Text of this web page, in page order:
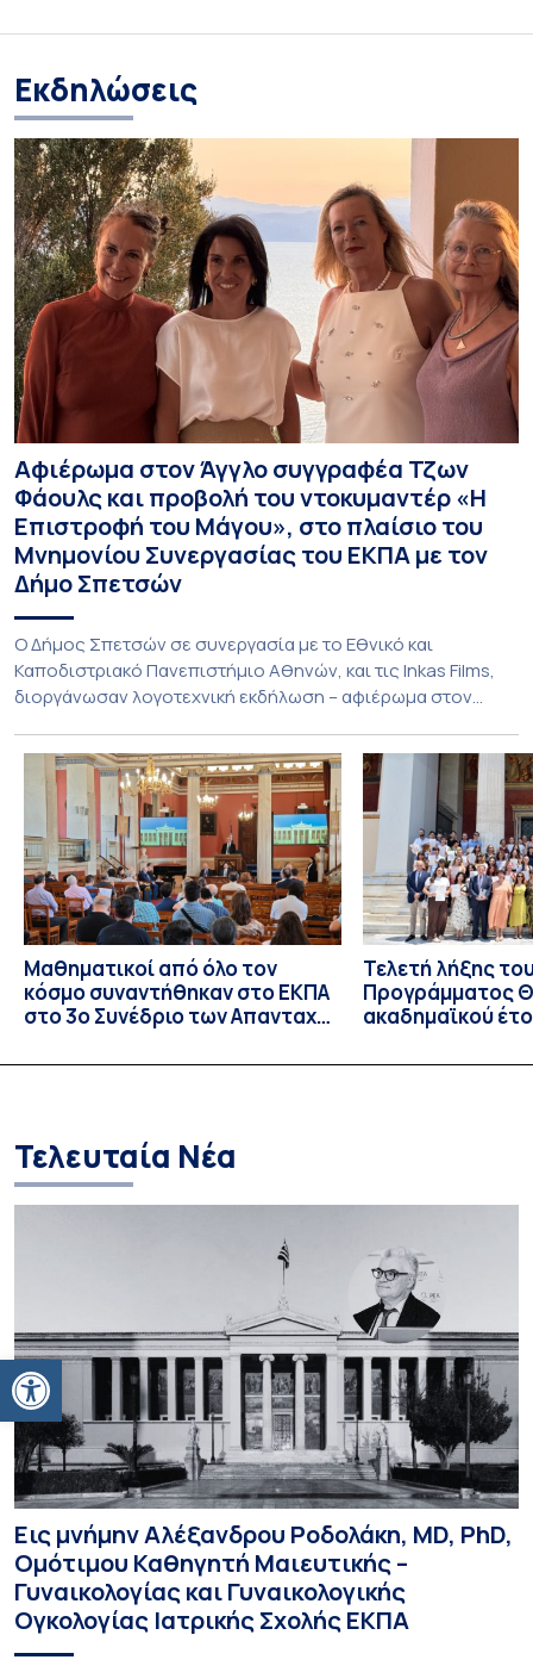
Ανοίξτε τη γραμμή εργαλείων
Εκδηλώσεις
Αφιέρωμα στον Άγγλο συγγραφέα Τζων
Φάουλς και προβολή του ντοκυμαντέρ «Η
Επιστροφή του Μάγου», στο πλαίσιο του
Μνημονίου Συνεργασίας του ΕΚΠΑ με τον
Δήμο Σπετσών
Ο Δήμος Σπετσών σε συνεργασία με το Εθνικό και
Καποδιστριακό Πανεπιστήμιο Αθηνών, και τις Inkas Films,
διοργάνωσαν λογοτεχνική εκδήλωση – αφιέρωμα στον
20ού αιώνα, με την προβολή του ντοκυμαντέρ «Η
επιστροφή του Μάγου». Η εκδήλωση διοργανώθηκε στο
πλαίσιο της συνεργασίας του Δήμου Σπετσών και του
Εθνικού και Καποδιστριακού […]
Μαθηματικοί από όλο τον
κόσμο συναντήθηκαν στο ΕΚΠΑ
στο 3ο Συνέδριο των Απανταχού
Τελετή λήξης
Προγράμματος
ακαδημαϊκού
Σπουδών στους
Τελευταία Νέα
Εις μνήμην Αλέξανδρου Ροδολάκη, MD, PhD,
Ομότιμου Καθηγητή Μαιευτικής –
Γυναικολογίας και Γυναικολογικής
Ογκολογίας Ιατρικής Σχολής ΕΚΠΑ